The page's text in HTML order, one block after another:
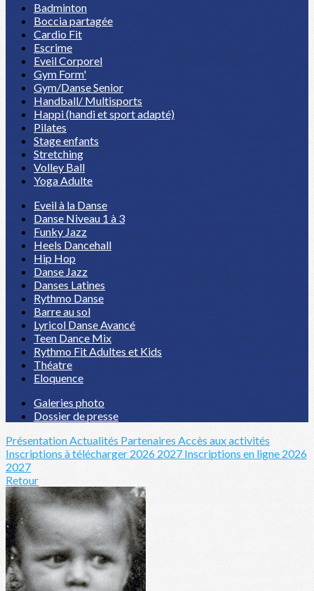
Badminton
Boccia partagée
Cardio Fit
Escrime
Eveil Corporel
Gym Form'
Gym/Danse Senior
Handball/ Multisports
Happi (handi et sport adapté)
Pilates
Stage enfants
Stretching
Volley Ball
Yoga Adulte
Eveil à la Danse
Danse Niveau 1 à 3
Funky Jazz
Heels Dancehall
Hip Hop
Danse Jazz
Danses Latines
Rythmo Danse
Barre au sol
Lyricol Danse Avancé
Teen Dance Mix
Rythmo Fit Adultes et Kids
Théatre
Eloquence
Galeries photo
Dossier de presse
PrésentationActualités Partenaires Accès aux activités
Inscriptions à télécharger 2026 2027 Inscriptions en ligne 2026
2027
Retour